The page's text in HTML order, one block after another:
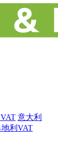
意大利
利VAT